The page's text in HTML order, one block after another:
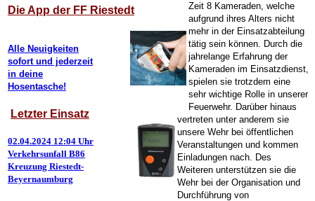
Die App der FF Riestedt
Alle Neuigkeiten
sofort und jederzeit
in deine
Hosentasche!
Letzter Einsatz
02.04.2024 12:04 Uhr
Verkehrsunfall B86
Kreuzung Riestedt-
Beyernaumburg
Zeit 8 Kameraden, welche
aufgrund ihres Alters nicht
mehr in der Einsatzabteilung
tätig sein können. Durch die
jahrelange Erfahrung der
Kameraden im Einsatzdienst,
spielen sie trotzdem eine
sehr wichtige Rolle in unserer
Feuerwehr. Darüber hinaus
vertreten unter anderem sie
unsere Wehr bei öffentlichen
Veranstaltungen und kommen
Einladungen nach. Des
Weiteren unterstützen sie die
Wehr bei der Organisation und
Durchführung von